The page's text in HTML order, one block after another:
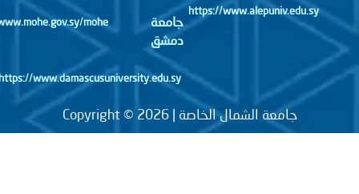
https://www.alepuniv.edu.sy
جامعة
دمشق
http://www.mohe.gov.sy/mohe
جامعة الشمال الخاصة | Copyright © 2026